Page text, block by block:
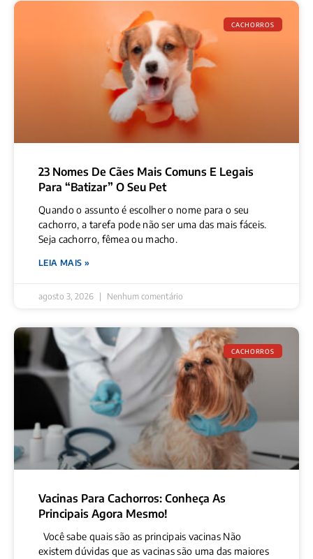
CACHORROS
23 Nomes De Cães Mais Comuns E Legais
Para “batizar” O Seu Pet
Quando o assunto é escolher o nome para o seu
cachorro, a tarefa pode não ser uma das mais fáceis.
Seja cachorro, fêmea ou macho.
LEIA MAIS »
agosto 3, 2026 Nenhum comentário
CACHORROS
Vacinas Para Cachorros: Conheça As
Principais Agora Mesmo!
Você sabe quais são as principais vacinas Não
existem dúvidas que as vacinas são uma das maiores